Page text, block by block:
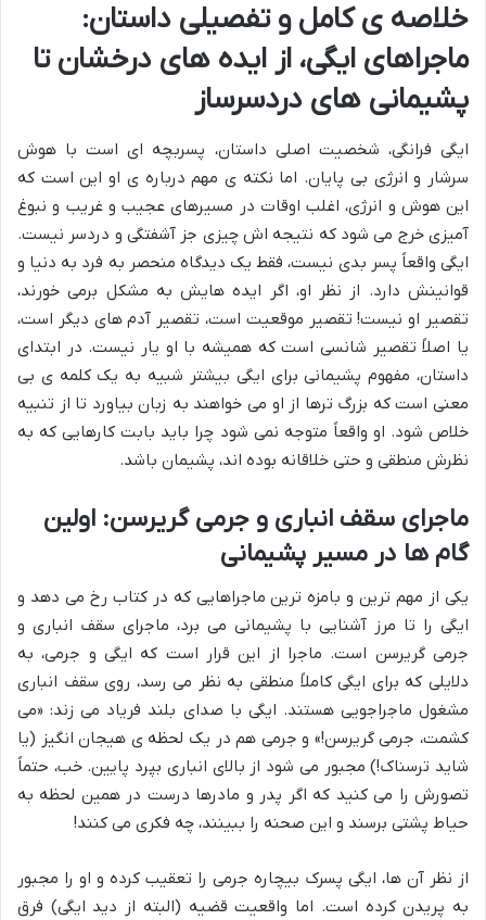
خلاصه ی کامل و تفصیلی داستان:
ماجراهای ایگی، از ایده های درخشان تا
پشیمانی های دردسرساز
ایگی فرانگی، شخصیت اصلی داستان، پسربچه ای است با هوش
سرشار و انرژی بی پایان. اما نکته ی مهم درباره ی او این است که
این هوش و انرژی، اغلب اوقات در مسیرهای عجیب و غریب و نبوغ
آمیزی خرج می شود که نتیجه اش چیزی جز آشفتگی و دردسر نیست.
ایگی واقعاً پسر بدی نیست، فقط یک دیدگاه منحصر به فرد به دنیا و
قوانینش دارد. از نظر او، اگر ایده هایش به مشکل برمی خورند،
تقصیر او نیست! تقصیر موقعیت است، تقصیر آدم های دیگر است،
یا اصلاً تقصیر شانسی است که همیشه با او یار نیست. در ابتدای
داستان، مفهوم پشیمانی برای ایگی بیشتر شبیه به یک کلمه ی بی
معنی است که بزرگ ترها از او می خواهند به زبان بیاورد تا از تنبیه
خلاص شود. او واقعاً متوجه نمی شود چرا باید بابت کارهایی که به
نظرش منطقی و حتی خلاقانه بوده اند، پشیمان باشد.
ماجرای سقف انباری و جرمی گریرسن: اولین
گام ها در مسیر پشیمانی
یکی از مهم ترین و بامزه ترین ماجراهایی که در کتاب رخ می دهد و
ایگی را تا مرز آشنایی با پشیمانی می برد، ماجرای سقف انباری و
جرمی گریرسن است. ماجرا از این قرار است که ایگی و جرمی، به
دلایلی که برای ایگی کاملاً منطقی به نظر می رسد، روی سقف انباری
مشغول ماجراجویی هستند. ایگی با صدای بلند فریاد می زند: «می
کشمت، جرمی گریرسن!» و جرمی هم در یک لحظه ی هیجان انگیز (یا
شاید ترسناک!) مجبور می شود از بالای انباری بپرد پایین. خب، حتماً
تصورش را می کنید که اگر پدر و مادرها درست در همین لحظه به
حیاط پشتی برسند و این صحنه را ببینند، چه فکری می کنند!
از نظر آن ها، ایگی پسرک بیچاره جرمی را تعقیب کرده و او را مجبور
به پریدن کرده است. اما واقعیت قضیه (البته از دید ایگی) فرق